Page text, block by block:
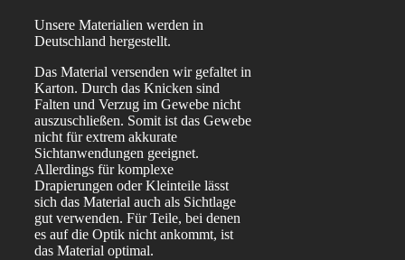
Unsere Materialien werden in
Deutschland hergestellt.
Das Material versenden wir gefaltet in
Karton. Durch das Knicken sind
Falten und Verzug im Gewebe nicht
auszuschließen. Somit ist das Gewebe
nicht für extrem akkurate
Sichtanwendungen geeignet.
Allerdings für komplexe
Drapierungen oder Kleinteile lässt
sich das Material auch als Sichtlage
gut verwenden. Für Teile, bei denen
es auf die Optik nicht ankommt, ist
das Material optimal.